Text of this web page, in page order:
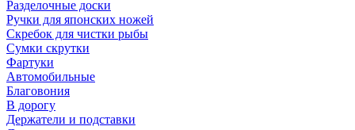
Разделочные доски
Ручки для японских ножей
Скребок для чистки рыбы
Сумки скрутки
Фартуки
Автомобильные
Благовония
В дорогу
Держатели и подставки